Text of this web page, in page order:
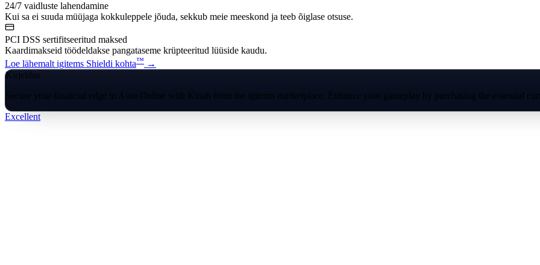
24/7 vaidluste lahendamine
Kui sa ei suuda müüjaga kokkuleppele jõuda, sekkub meie meeskond ja teeb õiglase otsuse.
PCI DSS sertifitseeritud maksed
Kaardimakseid töödeldakse pangataseme krüpteeritud lüüside kaudu.
Loe lähemalt igitems Shieldi kohta™ →
Kirjeldus
Secure your financial edge in Aion Online with Kinah from the igitems marketplace. Enhance your gameplay by purchasing the essential
Excellent